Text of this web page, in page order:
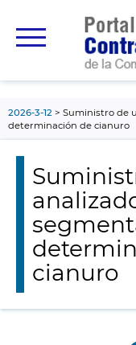
principal
2026-3-12
Suministro de
determinación de cianuro
cianuro